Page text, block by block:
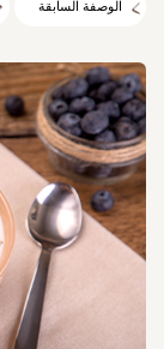
الوصفة السابقة